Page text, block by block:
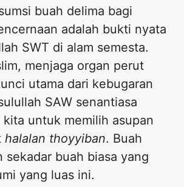
buah delima bagi
adalah bukti nyata
SWT di alam semesta.
menjaga organ perut
utama dari kebugaran
SAW senantiasa
kita untuk memilih asupan
halalan thoyyiban. Buah
sekadar buah biasa yang
yang luas ini.